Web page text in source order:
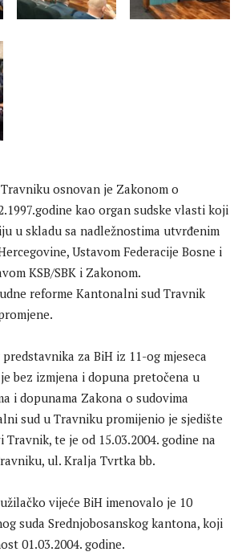
osnovan je Zakonom o
kao organ sudske vlasti koji
u skladu sa nadležnostima utvrđenim
Ustavom Federacije Bosne i
KSB/SBK i Zakonom.
reforme Kantonalni sud Travnik
za BiH iz 11-og mjeseca
bez izmjena i dopuna pretočena u
i dopunama Zakona o sudovima
sud u Travniku promijenio je sjedište
te je od 15.03.2004. godine na
ul. Kralja Tvrtka bb.
vijeće BiH imenovalo je 10
suda Srednjobosanskog kantona, koji
01.03.2004. godine.